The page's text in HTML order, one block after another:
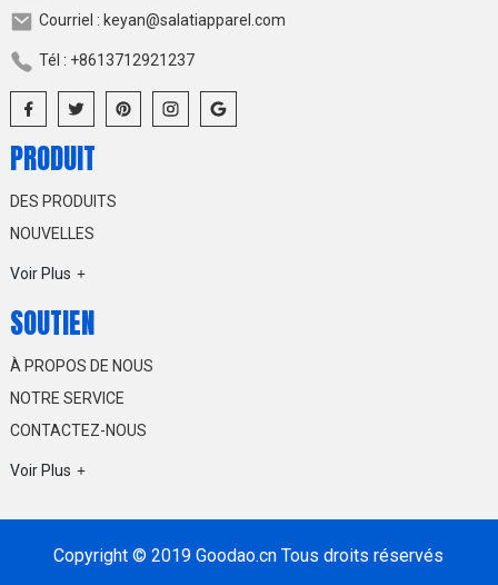
Courriel : keyan@salatiapparel.com
Tél : +8613712921237
PRODUIT
DES PRODUITS
NOUVELLES
Voir Plus
SOUTIEN
À PROPOS DE NOUS
NOTRE SERVICE
CONTACTEZ-NOUS
Voir Plus
Copyright © 2019 Goodao.cn Tous droits réservés